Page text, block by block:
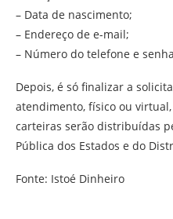
– Data de nascimento;
– Endereço de e-mail;
– Número do telefone e
Depois, é só finalizar a
atendimento, físico ou
carteiras serão distribuídas
Pública dos Estados e do
Fonte: Istoé Dinheiro